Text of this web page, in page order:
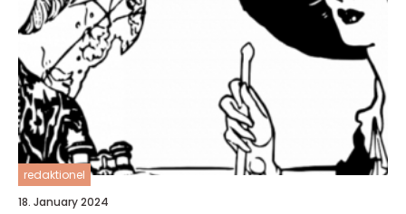
redaktionel
18. January 2024